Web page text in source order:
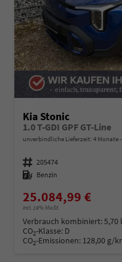
Kia Stonic
1.0 T-GDI GPF GT-Line
unverbindliche Lieferzeit: 4 Monate
Fahrzeugnummer 205474
Kraftstoff Benzin
25.084,99 €
incl. 19% MwSt.
Verbrauch kombiniert:5,70
CO2-Klasse: D
CO2-Emissionen: 128,00 g/